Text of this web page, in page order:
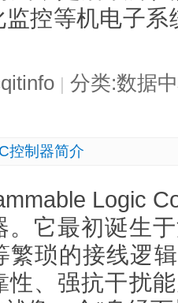
控等机电子系
分类:数据
控制器简介
Logic
。它最初诞生
繁琐的接线逻
性、强抗干扰